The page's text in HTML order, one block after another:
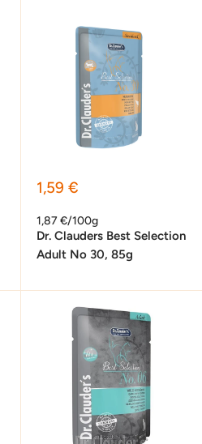
Sonderpreis
1,59 €
1,87 €/100g
Dr. Clauders Best Selection
Adult No 30, 85g